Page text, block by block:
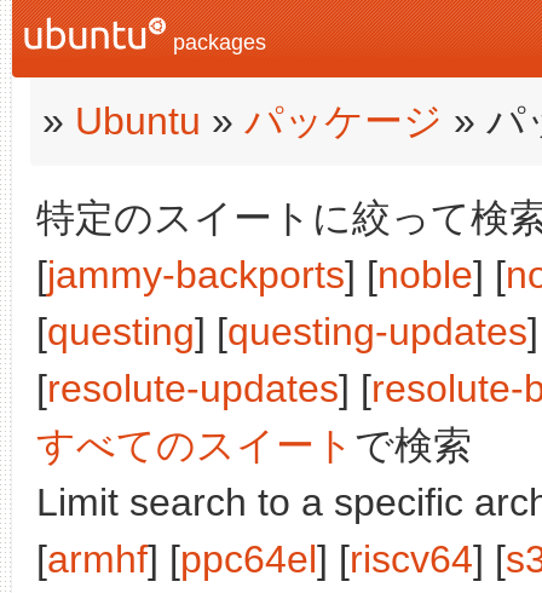
packages
» Ubuntu » パッケージ » パ
特定のスイートに絞って検
[jammy-backports] [noble] [
[questing] [questing-updates
[resolute-updates] [resolute-
すべてのスイート で検索
Limit search to a specific
[armhf] [ppc64el] [riscv64] [